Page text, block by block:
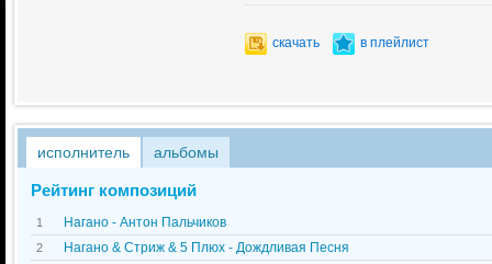
скачать в плейлист
исполнитель альбомы
Рейтинг композиций
1 Нагано - Антон Пальчиков
2 Нагано & Стриж & 5 Плюх - Дождливая Песня